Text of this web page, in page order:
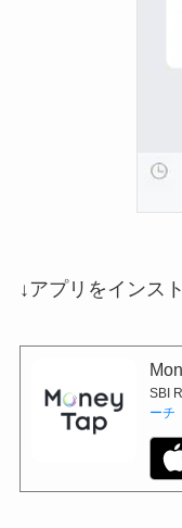
↓アプリをインス
SBI
ーチ